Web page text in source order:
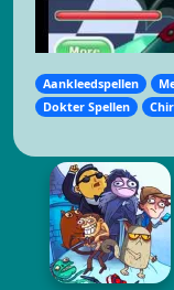
Aankleedspellen
Dokter Spellen